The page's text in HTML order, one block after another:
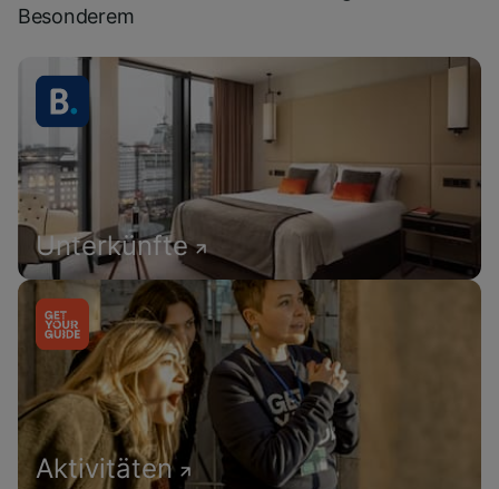
Besonderem
Unterkünfte
Aktivitäten